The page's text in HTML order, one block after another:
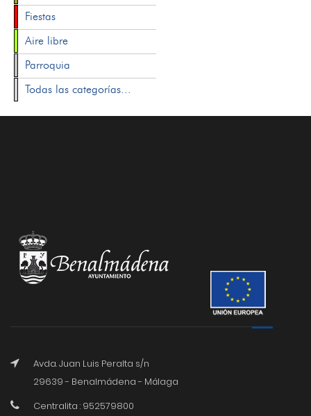
Fiestas
Aire libre
Parroquia
Todas las categorías...
Avda. Juan Luis Peralta s/n
29639 - Benalmádena - Málaga
Centralita : 952579800